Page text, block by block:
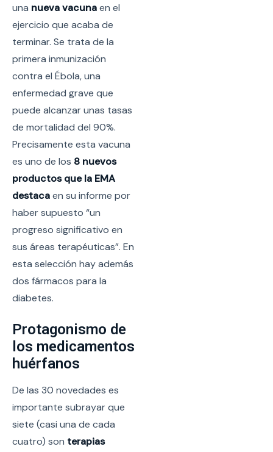
una nueva vacunaen el
ejercicio que acaba de
terminar. Se trata de la
primera inmunización
contra el Ébola, una
enfermedad grave que
puede alcanzar unas tasas
de mortalidad del 90%.
Precisamente esta vacuna
es uno de los 8 nuevos
productos que la EMA
destacaen su informe por
haber supuesto “un
progreso significativo en
sus áreas terapéuticas”. En
esta selección hay además
dos fármacos para la
diabetes.
Protagonismo de
los medicamentos
huérfanos
De las 30 novedades es
importante subrayar que
siete (casi una de cada
cuatro) son terapias